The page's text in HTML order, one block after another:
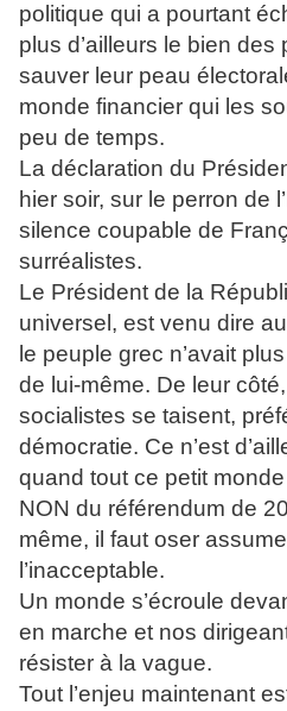
politique qui a pourtant
plus d’ailleurs le bien
sauver leur peau
monde financier qui les
peu de temps.
La déclaration du
hier soir, sur le perron de
silence coupable de
surréalistes.
Le Président de la
universel, est venu dire
le peuple grec n’avait
de lui-même. De leur
socialistes se taisent,
démocratie. Ce n’est
quand tout ce petit
NON du référendum de
même, il faut oser
l’inacceptable.
Un monde s’écroule
en marche et nos
résister à la vague.
Tout l’enjeu maintenant